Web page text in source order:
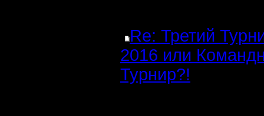
Re: Третий
2016 или
Турнир?!